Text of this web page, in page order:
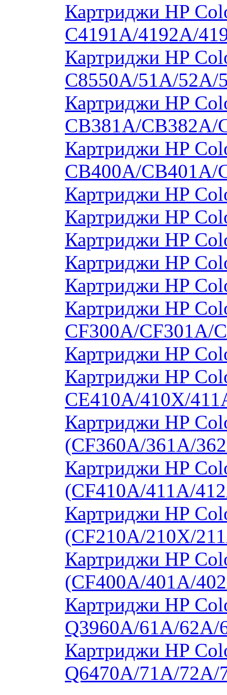
Картриджи HP
C4191A/4192A/
Картриджи HP
C8550A/51A/
Картриджи HP
CB381A/CB382A/
Картриджи HP
CB400A/CB401A/
Картриджи HP
Картриджи HP
Картриджи HP
Картриджи HP
Картриджи HP
Картриджи HP
CF300A/CF301A/
Картриджи HP
Картриджи HP
CE410A/410X/
Картриджи HP
(CF360A/361A/
Картриджи HP
(CF410A/411A/
Картриджи HP
(CF210A/210X/
Картриджи HP
(CF400A/401A/
Картриджи HP
Q3960A/61A/
Картриджи HP
Q6470A/71A/